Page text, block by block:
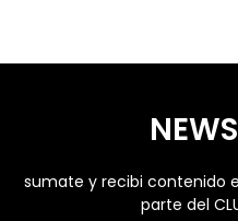
sumate y recibi contenido
parte del